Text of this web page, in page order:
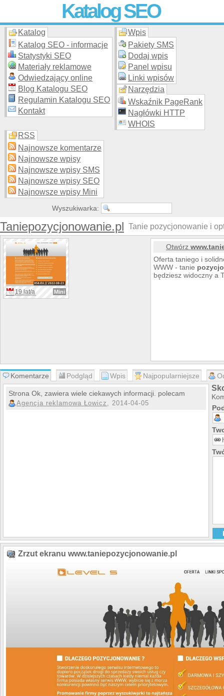
Katalog SEO
Skuteczna i promocja stron WWW –
moderowanego katalogu za darmo!
Katalog
Katalog SEO - informacje
Statystyki SEO
Materiały reklamowe
Odwiedzający online
Blog Katalogu SEO
Regulamin Katalogu SEO
Kontakt
Wpis
Pakiety SMS
Dodaj wpis
Panel wpisu
Linki wpisów
Narzędzia
Wskaźnik PageRank
Nagłówki HTTP
WHOIS
RSS
Najnowsze komentarze
Najnowsze wpisy
Najnowsze wpisy SMS
Najnowsze wpisy SEO
Najnowsze wpisy Mini
Wyszukiwarka:
Taniepozycjonowanie.pl Tanie pozycjonowanie i
19 lat/a Mini
Otwórz
Oferta taniego i
WWW - tanie
będziesz widoczny a
Komentarze Podgląd Wpis Najpopularniejsze
Strona Ok, zawiera wiele ciekawych informacji. polecam
Agencja reklamowa Łowicz , 2014-04-05
Zrzut ekranu www.taniepozycjonowanie.pl